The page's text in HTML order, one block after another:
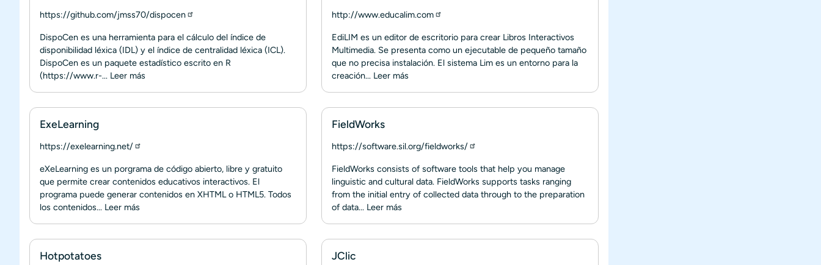
https://github.com/jmss70/dispocen
DispoCen es una herramienta para el cálculo del índice de
disponibilidad léxica (IDL) y el índice de centralidad léxica (ICL).
DispoCen es un paquete estadístico escrito en R
(https://www.r-... Leer más
http://www.educalim.com
EdiLIM es un editor de escritorio para crear Libros Interactivos
Multimedia. Se presenta como un ejecutable de pequeño tamaño
que no precisa instalación. El sistema Lim es un entorno para la
creación... Leer más
ExeLearning
https://exelearning.net/
eXeLearning es un porgrama de código abierto, libre y gratuito
que permite crear contenidos educativos interactivos. El
programa puede generar contenidos en XHTML o HTML5. Todos
los contenidos... Leer más
FieldWorks
https://software.sil.org/fieldworks/
FieldWorks consists of software tools that help you manage
linguistic and cultural data. FieldWorks supports tasks ranging
from the initial entry of collected data through to the preparation
of data... Leer más
Hotpotatoes JClic